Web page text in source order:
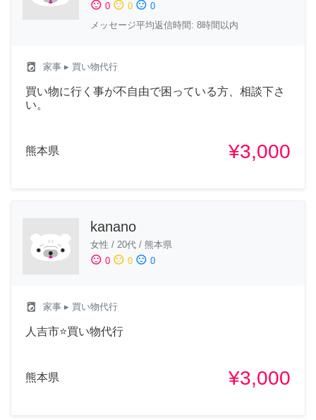
sentiment_satisfied 0 sentiment_neutral 0 sentiment_dissatisfied 0
メッセージ平均返信時間: 8時間以内
local_laundry_service 家事 ▸ 買い物代行
買い物に行く事が不自由で困っている方、相談下さ
い。
熊本県 ¥3,000
kanano
女性 / 20代 / 熊本県
sentiment_satisfied 0 sentiment_neutral 0 sentiment_dissatisfied 0
local_laundry_service 家事 ▸ 買い物代行
人吉市⭐️買い物代行
熊本県 ¥3,000